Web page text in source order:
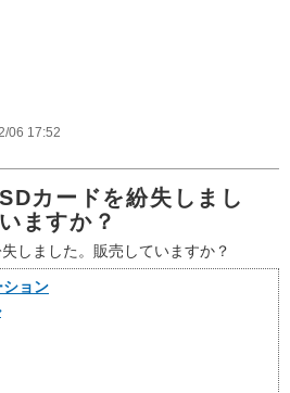
06 17:52
カードを紛失しまし
ますか？
しました。販売していますか？
ョン